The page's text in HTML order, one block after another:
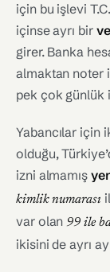
için bu işlevi
içinse ayrı bir
girer. Banka
almaktan noter
pek çok günlük
Yabancılar için
olduğu,
izni almamış
kimlik numarası
var olan 99 ile
ikisini de ayrı